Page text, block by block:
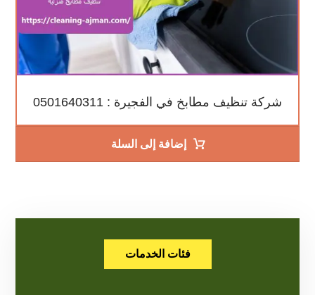
شركة تنظيف مطابخ في الفجيرة : 0501640311
إضافة إلى السلة
فئات الخدمات